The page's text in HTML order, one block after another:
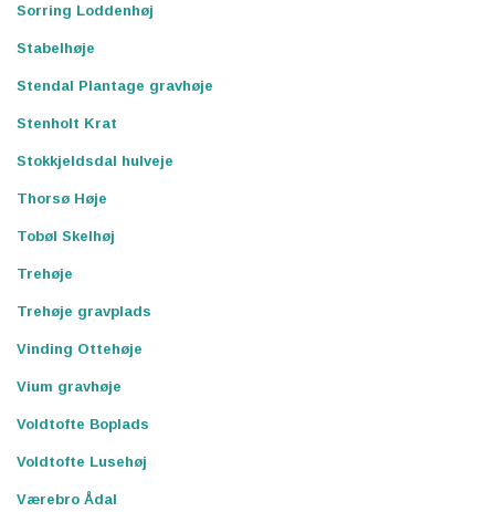
Sorring Loddenhøj
Stabelhøje
Stendal Plantage gravhøje
Stenholt Krat
Stokkjeldsdal hulveje
Thorsø Høje
Tobøl Skelhøj
Trehøje
Trehøje gravplads
Vinding Ottehøje
Vium gravhøje
Voldtofte Boplads
Voldtofte Lusehøj
Værebro Ådal